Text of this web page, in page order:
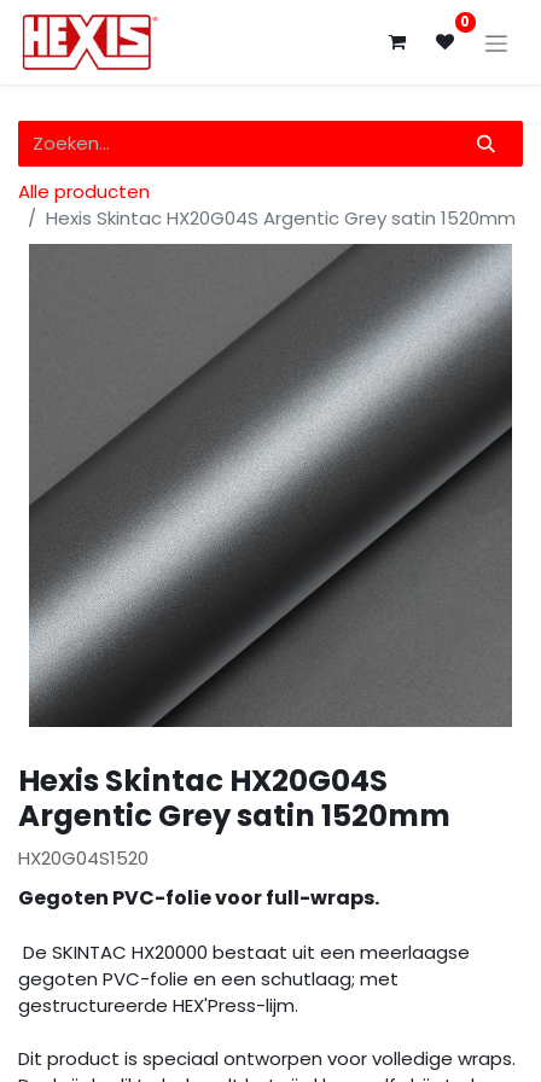
0
Alle producten
Hexis Skintac HX20G04S Argentic Grey satin 1520mm
Hexis Skintac HX20G04S
Argentic Grey satin 1520mm
HX20G04S1520
Gegoten PVC-folie voor full-wraps.
De SKINTAC HX20000 bestaat uit een meerlaagse
gegoten PVC-folie en een schutlaag; met
gestructureerde HEX'Press-lijm.
Dit product is speciaal ontworpen voor volledige wraps.